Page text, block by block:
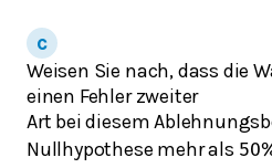
Weisen Sie nach, dass die
einen Fehler zweiter
Art bei diesem
Nullhypothese mehr als 50